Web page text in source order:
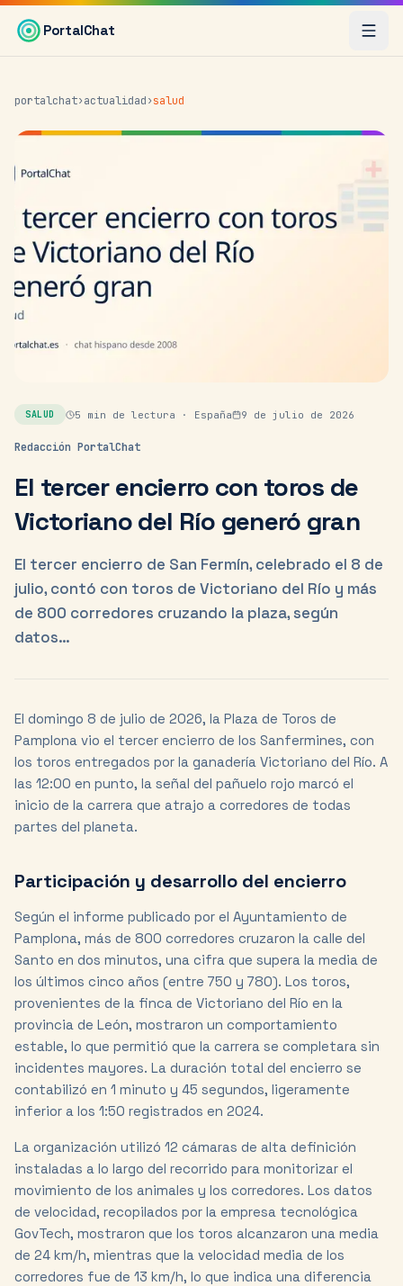
Saltar al contenido principal
PortalChat
portalchat›actualidad›salud
SALUD 5 min de lectura · España 9 de julio de 2026
Redacción PortalChat
El tercer encierro con toros de
Victoriano del Río generó gran
El tercer encierro de San Fermín, celebrado el 8 de
julio, contó con toros de Victoriano del Río y más
de 800 corredores cruzando la plaza, según
datos…
El domingo 8 de julio de 2026, la Plaza de Toros de
Pamplona vio el tercer encierro de los Sanfermines, con
los toros entregados por la ganadería Victoriano del Río. A
las 12:00 en punto, la señal del pañuelo rojo marcó el
inicio de la carrera que atrajo a corredores de todas
partes del planeta.
Participación y desarrollo del encierro
Según el informe publicado por el Ayuntamiento de
Pamplona, más de 800 corredores cruzaron la calle del
Santo en dos minutos, una cifra que supera la media de
los últimos cinco años (entre 750 y 780). Los toros,
provenientes de la finca de Victoriano del Río en la
provincia de León, mostraron un comportamiento
estable, lo que permitió que la carrera se completara sin
incidentes mayores. La duración total del encierro se
contabilizó en 1 minuto y 45 segundos, ligeramente
inferior a los 1:50 registrados en 2024.
La organización utilizó 12 cámaras de alta definición
instaladas a lo largo del recorrido para monitorizar el
movimiento de los animales y los corredores. Los datos
de velocidad, recopilados por la empresa tecnológica
GovTech, mostraron que los toros alcanzaron una media
de 24 km/h, mientras que la velocidad media de los
corredores fue de 13 km/h, lo que indica una diferencia